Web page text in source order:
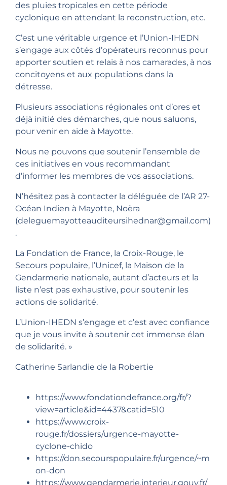
des pluies tropicales en cette période
cyclonique en attendant la reconstruction, etc.
C’est une véritable urgence et l’Union-IHEDN
s’engage aux côtés d’opérateurs reconnus pour
apporter soutien et relais à nos camarades, à nos
concitoyens et aux populations dans la
détresse.
Plusieurs associations régionales ont d’ores et
déjà initié des démarches, que nous saluons,
pour venir en aide à Mayotte.
Nous ne pouvons que soutenir l’ensemble de
ces initiatives en vous recommandant
d’informer les membres de vos associations.
N’hésitez pas à contacter la déléguée de l’AR 27-
Océan Indien à Mayotte, Noëra
(deleguemayotteauditeursihednar@gmail.com)
.
La Fondation de France, la Croix-Rouge, le
Secours populaire, l’Unicef, la Maison de la
Gendarmerie nationale, autant d’acteurs et la
liste n’est pas exhaustive, pour soutenir les
actions de solidarité.
L’Union-IHEDN s’engage et c’est avec confiance
que je vous invite à soutenir cet immense élan
de solidarité. »
Catherine Sarlandie de la Robertie
https://www.fondationdefrance.org/fr/?
view=article&id=4437&catid=510
https://www.croix-
rouge.fr/dossiers/urgence-mayotte-
cyclone-chido
https://don.secourspopulaire.fr/urgence/~m
on-don
https://www.gendarmerie.interieur.gouv.fr/